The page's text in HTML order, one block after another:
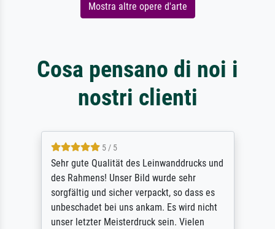
Mostra altre opere d'arte
Cosa pensano di noi i
nostri clienti
5 / 5
Sehr gute Qualität des Leinwanddrucks und
des Rahmens! Unser Bild wurde sehr
sorgfältig und sicher verpackt, so dass es
unbeschadet bei uns ankam. Es wird nicht
unser letzter Meisterdruck sein. Vielen